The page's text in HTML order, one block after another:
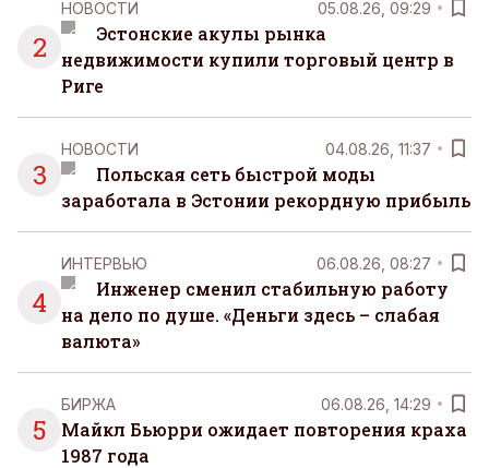
2
НОВОСТИ 05.08.26, 09:29
Эстонские акулы рынка
недвижимости купили торговый центр в
Риге
3
НОВОСТИ 04.08.26, 11:37
Польская сеть быстрой моды
заработала в Эстонии рекордную прибыль
4
ИНТЕРВЬЮ 06.08.26, 08:27
Инженер сменил стабильную работу
на дело по душе. «Деньги здесь – слабая
валюта»
5
БИРЖА 06.08.26, 14:29
Майкл Бьюрри ожидает повторения краха
1987 года